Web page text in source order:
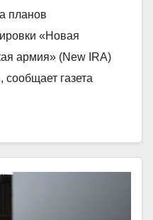
планов
«Новая
армия» (New IRA)
сообщает газета